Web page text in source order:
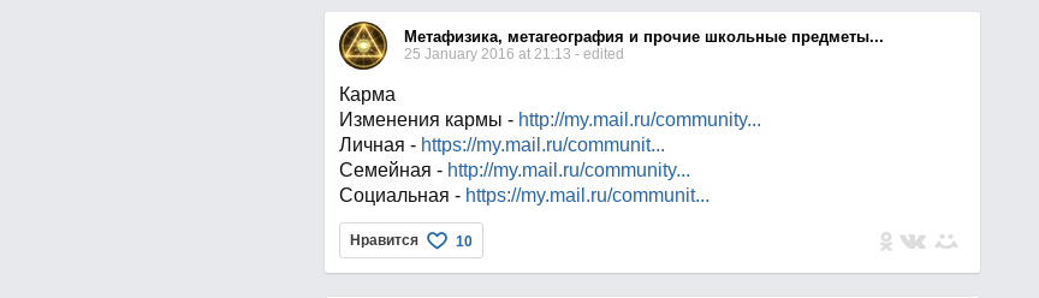
Метафизика, метагеография и прочие школьные предметы...
25 January 2016 at 21:13 - edited
Карма
Изменения кармы - http://my.mail.ru/community...
Личная - https://my.mail.ru/communit...
Семейная - http://my.mail.ru/community...
Социальная - https://my.mail.ru/communit...
Нравится 10